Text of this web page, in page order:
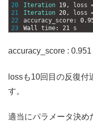
20
21
22
23
Iteration 19, loss
Iteration 20, loss
accuracy_score:
Wall time: 21 s
accuracy_score : 0.951
lossも10回目の反復付
す。
適当にパラメータ決め